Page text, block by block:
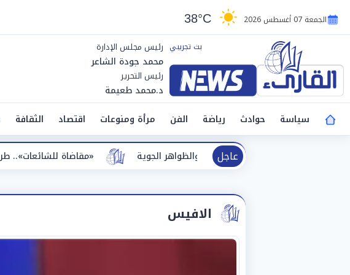
الجمعة 07 أغسطس 2026 38°C
رئيس مجلس الإدارة
محمد جودة الشاعر
رئيس التحرير
د.محمد طعيمة
سياسة
حوادث رياضة الفن مرأة ومنوعات اقتصاد الثقافة
عاجل
«مقاضاة للشائعات».. طرابزون سبور
الافيس